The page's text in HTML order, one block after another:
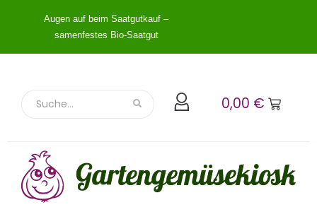
Augen auf beim Saatgutkauf –
samenfestes Bio-Saatgut
0,00 €